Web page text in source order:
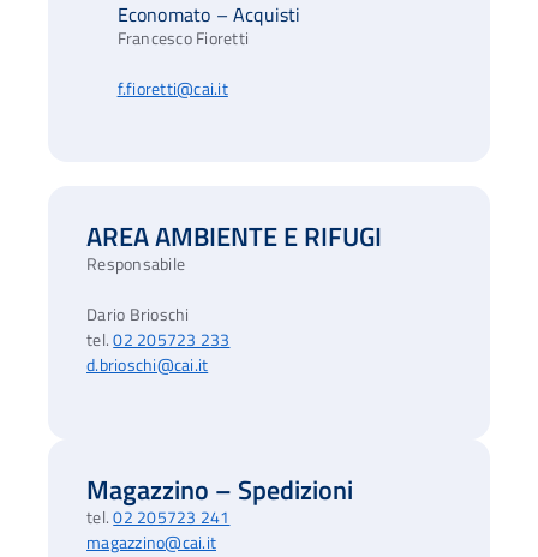
Economato – Acquisti
Francesco Fioretti
f.fioretti@cai.it
AREA AMBIENTE E RIFUGI
Responsabile
Dario Brioschi
tel.02 205723 233
d.brioschi@cai.it
Magazzino – Spedizioni
tel.02 205723 241
magazzino@cai.it